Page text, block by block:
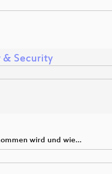
& Security
wird und wie…